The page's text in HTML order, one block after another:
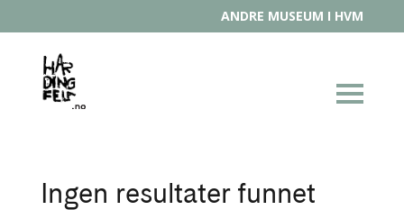
ANDRE MUSEUM I HVM
Ingen resultater funnet